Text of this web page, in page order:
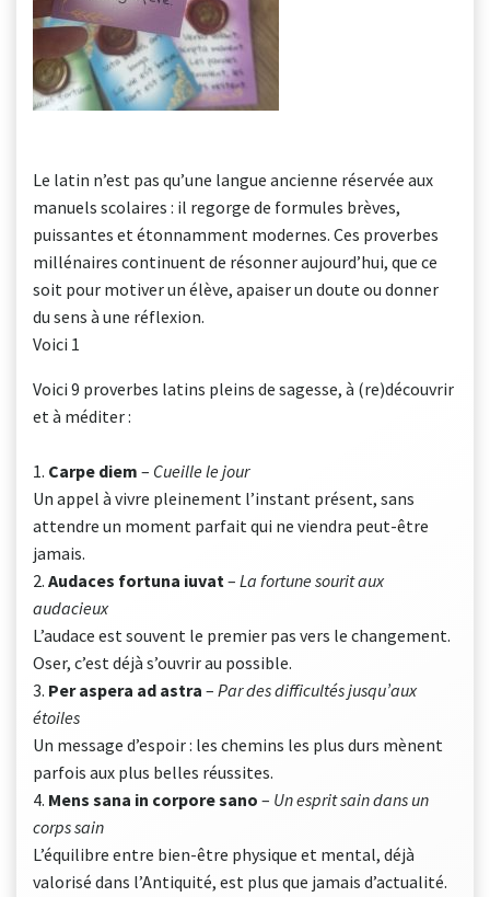
Le latin n’est pas qu’une langue ancienne réservée aux
manuels scolaires : il regorge de formules brèves,
puissantes et étonnamment modernes. Ces proverbes
millénaires continuent de résonner aujourd’hui, que ce
soit pour motiver un élève, apaiser un doute ou donner
du sens à une réflexion.
Voici 1
Voici 9 proverbes latins pleins de sagesse, à (re)découvrir
et à méditer :
1. Carpe diem – Cueille le jour
Un appel à vivre pleinement l’instant présent, sans
attendre un moment parfait qui ne viendra peut-être
jamais.
2. Audaces fortuna iuvat– La fortune sourit aux
audacieux
L’audace est souvent le premier pas vers le changement.
Oser, c’est déjà s’ouvrir au possible.
3. Per aspera ad astra – Par des difficultés jusqu’aux
étoiles
Un message d’espoir : les chemins les plus durs mènent
parfois aux plus belles réussites.
4. Mens sana in corpore sano – Un esprit sain dans un
corps sain
L’équilibre entre bien-être physique et mental, déjà
valorisé dans l’Antiquité, est plus que jamais d’actualité.